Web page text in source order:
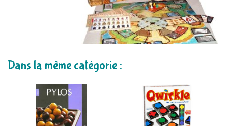
Dans la même catégorie :